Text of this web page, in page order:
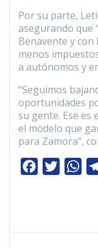
Por su parte,
asegurando que
Benavente y con
menos
a autónomos y
“Seguimos
oportunidades
su gente. Ese es
el modelo que
para Zamora”,
b
t
W
s